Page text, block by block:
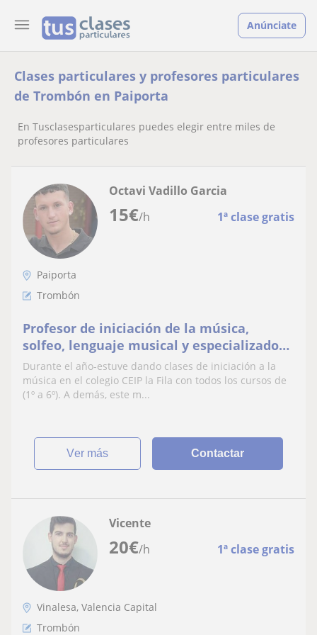
Anúnciate
Clases particulares y profesores particulares
de Trombón en Paiporta
En Tusclasesparticulares puedes elegir entre miles de
profesores particulares
15€/h 1ª clase gratis
Octavi Vadillo Garcia
Paiporta
Trombón
Profesor de iniciación de la música,
solfeo, lenguaje musical y especializado
en trombón
Durante el año-estuve dando clases de iniciación a la
música en el colegio CEIP la Fila con todos los cursos de
(1º a 6º). A demás, este m...
ver más Contactar
20€/h 1ª clase gratis
Vicente
Vinalesa, Valencia Capital
Trombón